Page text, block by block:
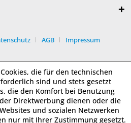
AGB Impressum
die für den technischen
sind und stets gesetzt
die den Komfort bei Benutzung
Direktwerbung dienen oder die
und sozialen Netzwerken
nur mit Ihrer Zustimmung gesetzt.